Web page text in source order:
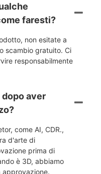
faresti?
non esitate a
scambio gratuito. Ci
responsabilmente
aver
come AI, CDR.,
d'arte di
prima di
è 3D, abbiamo